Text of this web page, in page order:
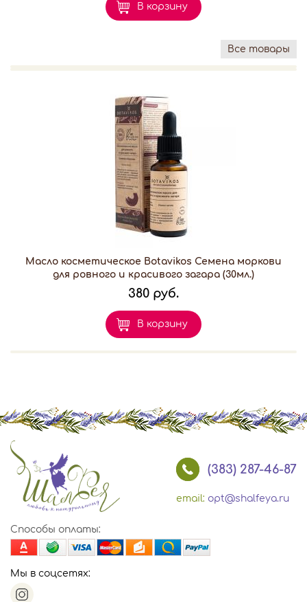
В корзину
Все товары
Масло косметическое Botavikos Семена моркови
для ровного и красивого загара (30мл.)
380 руб.
В корзину
(383) 287-46-87
email: opt@shalfeya.ru
Способы оплаты:
Мы в соцсетях: